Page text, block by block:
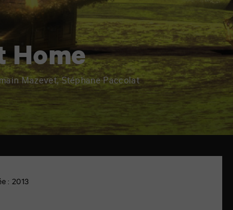
Home
Mazevet, Stéphane Paccolat
: 2013